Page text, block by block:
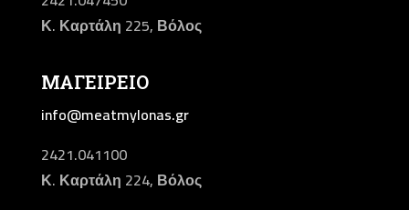
Κ. Καρτάλη 225, Βόλος
ΜΑΓΕΙΡΕΙΟ
info@meatmylonas.gr
2421.041100
Κ. Καρτάλη 224, Βόλος